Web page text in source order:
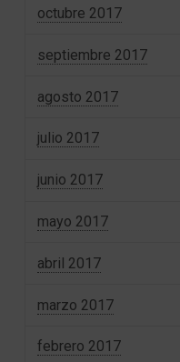
octubre 2017
septiembre 2017
agosto 2017
julio 2017
junio 2017
mayo 2017
abril 2017
marzo 2017
febrero 2017